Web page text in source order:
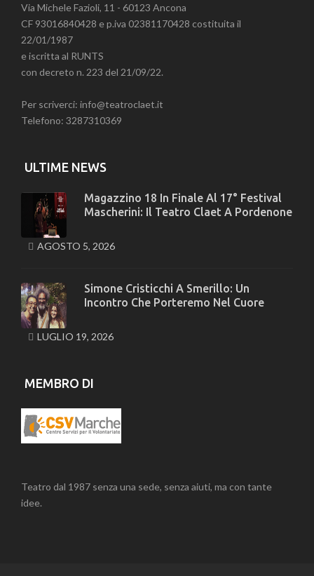
Via Michele Fazioli, 11 - 60123 Ancona
CF 93016840428 e p.iva 02381170428 costituita il
22/01/1987
e iscritta al RUNTS
con decreto n. 223 del 21/09/22.
Per scriverci: info@teatroclaet.it
Telefono: 3287310369
ULTIME NEWS
Magazzino 18 In Finale Al 17° Festival
Mascherini: Il Teatro Claet A Pordenone
AGOSTO 5, 2026
Simone Cristicchi A Smerillo: Un
Incontro Che Porteremo Nel Cuore
LUGLIO 19, 2026
MEMBRO DI
Teatro dal 1987 senza una sede, senza aiuti, ma con tante
idee.